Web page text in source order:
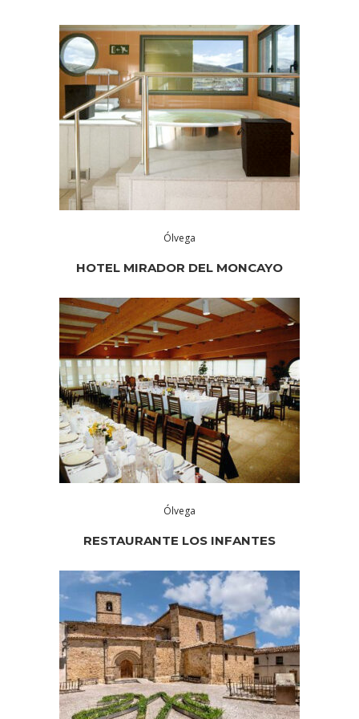
Ólvega
HOTEL MIRADOR DEL MONCAYO
Ólvega
RESTAURANTE LOS INFANTES